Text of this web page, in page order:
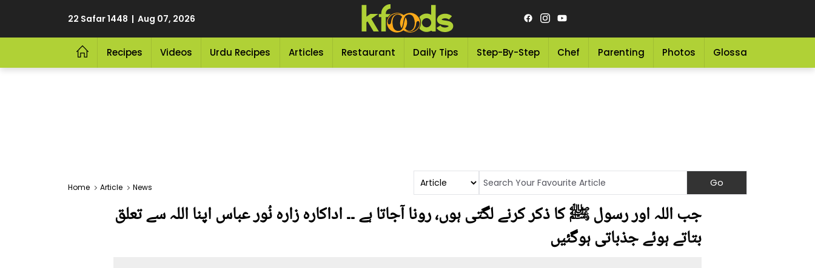
22 Safar 1448 | Aug 07, 2026
Recipes Videos Urdu Recipes Articles Restaurant Daily Tips Step-By-Step Chef Parenting Photos Glossary
Home Article News
جب اللہ اور رسول ﷺ کا ذکر کرنے لگتی ہوں، رونا آجاتا ہے ۔۔ اداکارہ زارہ نُور عباس اپنا اللہ سے تعلق
بتاتے ہوئے جذباتی ہوگئیں